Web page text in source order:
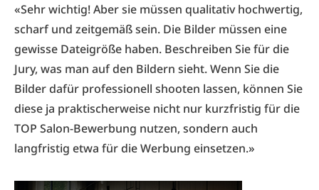
«Sehr wichtig! Aber sie müssen qualitativ hochwertig,
scharf und zeitgemäß sein. Die Bilder müssen eine
gewisse Dateigröße haben. Beschreiben Sie für die
Jury, was man auf den Bildern sieht. Wenn Sie die
Bilder dafür professionell shooten lassen, können Sie
diese ja praktischerweise nicht nur kurzfristig für die
TOP Salon-Bewerbung nutzen, sondern auch
langfristig etwa für die Werbung einsetzen.»